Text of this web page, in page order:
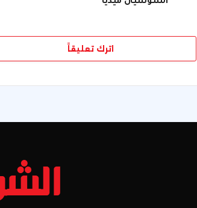
اترك تعليقاً